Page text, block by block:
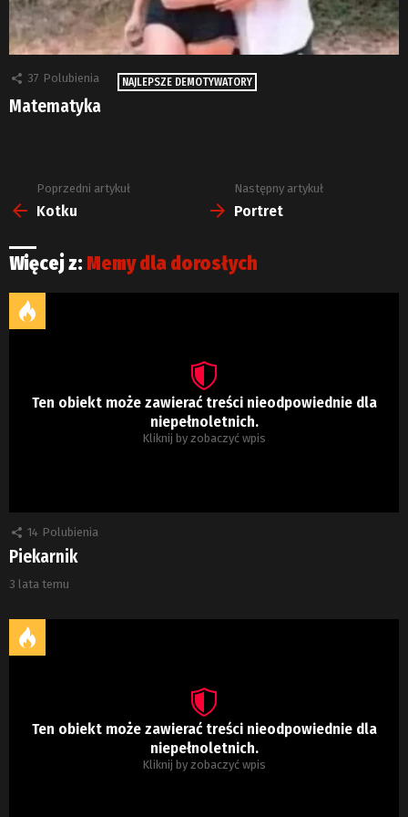
37 Polubienia NAJLEPSZE DEMOTYWATORY
Matematyka
Zobacz
więcej
Poprzedni artykuł
Kotku
Następny artykuł
Portret
Więcej z: Memy dla dorosłych
Ten obiekt może zawierać treści nieodpowiednie dla
niepełnoletnich.
Kliknij by zobaczyć wpis
14 Polubienia
Piekarnik
3 lata temu
Ten obiekt może zawierać treści nieodpowiednie dla
niepełnoletnich.
Kliknij by zobaczyć wpis